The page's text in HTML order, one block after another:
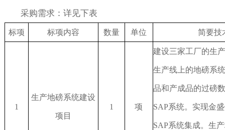
采购需求：详见下表
标项 标项内容 数量 单位 简要技
1
生产地磅系统建设
项目
1 项
建设三家工厂的生
生产线上的地磅系
品和产成品的过磅
SAP系统。实现金
SAP系统集成。生